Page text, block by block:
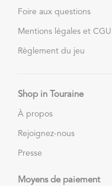
Foire aux questions
Mentions légales et CGU
Règlement du jeu
Shop in Touraine
À propos
Rejoignez-nous
Presse
Moyens de paiement